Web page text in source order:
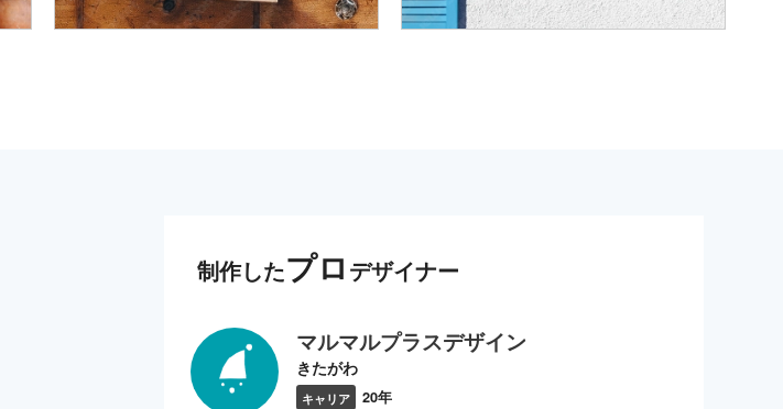
制作したプロ デザイナー
マルマルプラスデザイン
きたがわ
キャリア 20年